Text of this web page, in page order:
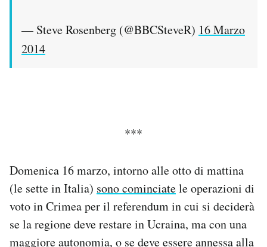
— Steve Rosenberg (@BBCSteveR) 16 Marzo
2014
***
Domenica 16 marzo, intorno alle otto di mattina
(le sette in Italia) sono cominciatele operazioni di
voto in Crimea per il referendum in cui si deciderà
se la regione deve restare in Ucraina, ma con una
maggiore autonomia, o se deve essere annessa alla